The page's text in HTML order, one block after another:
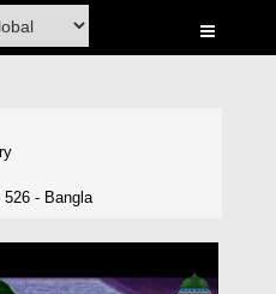
526 - Bangla